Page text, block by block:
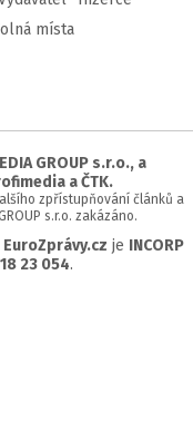
místa
GROUP s.r.o., a
a ČTK.
zpřístupňování článků a
s.r.o. zakázáno.
EuroZprávy.cz je INCORP
23 054.